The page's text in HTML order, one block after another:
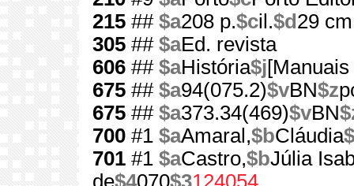
215 ## $a208 p.$cil.$d 29 cm
305 ## $aEd. revista
606 ## $aHistória$j
675 ## $a94(075.2)$vBN$z
675 ## $a373.34(469)$vBN
700 #1 $aAmaral,$bCláudia
701 #1 $aCastro,$bJúlia
de$4070$3124054